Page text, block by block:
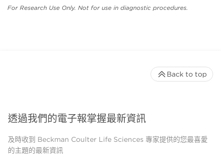
For Research Use Only. Not for use in diagnostic procedures.
透過我們的電子報掌握最新資訊
及時收到 Beckman Coulter Life Sciences 專家提供的您最喜愛
的主題的最新資訊
Back to top